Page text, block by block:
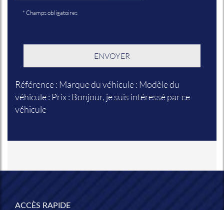
* Champs obligatoires
Référence : Marque du véhicule : Modèle du
véhicule : Prix : Bonjour, je suis intéressé par ce
véhicule
ACCÈS RAPIDE